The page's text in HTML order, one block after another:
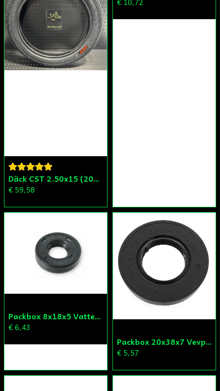
Däck CST 2.50x15 (20x250) Compact/Scoper/Mamba/Flakmoped
€ 59,58
Packbox 8x18x5 Vattenpump Aprilia/Derbi/Gilera (original)
€ 6,43
Packbox 20x38x7 Vevparti Derbi (original)
€ 5,57